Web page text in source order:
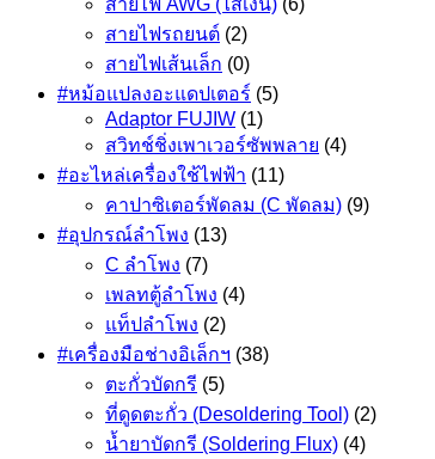
สายไฟ AWG (ไส้เงิน) (6)
สายไฟรถยนต์ (2)
สายไฟเส้นเล็ก (0)
#หม้อแปลงอะแดปเตอร์ (5)
Adaptor FUJIW (1)
สวิทช์ชิ่งเพาเวอร์ซัพพลาย (4)
#อะไหล่เครื่องใช้ไฟฟ้า (11)
คาปาซิเตอร์พัดลม (C พัดลม) (9)
#อุปกรณ์ลำโพง (13)
C ลำโพง (7)
เพลทตู้ลำโพง (4)
แท็ปลำโพง (2)
#เครื่องมือช่างอิเล็กฯ (38)
ตะกั่วบัดกรี (5)
ที่ดูดตะกั่ว (Desoldering Tool) (2)
น้ำยาบัดกรี (Soldering Flux) (4)